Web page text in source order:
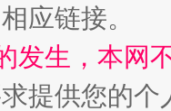
应链接。
发生，本网
提供您的个